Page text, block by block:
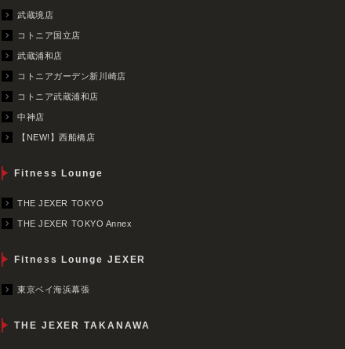
武蔵境店
コトニア国立店
武蔵浦和店
コトニアガーデン新川崎店
コトニア武蔵浦和店
中神店
【NEW!】西船橋店
Fitness Lounge
THE JEXER TOKYO
THE JEXER TOKYO Annex
Fitness Lounge JEXER
東京ベイ海浜幕張
THE JEXER TAKANAWA